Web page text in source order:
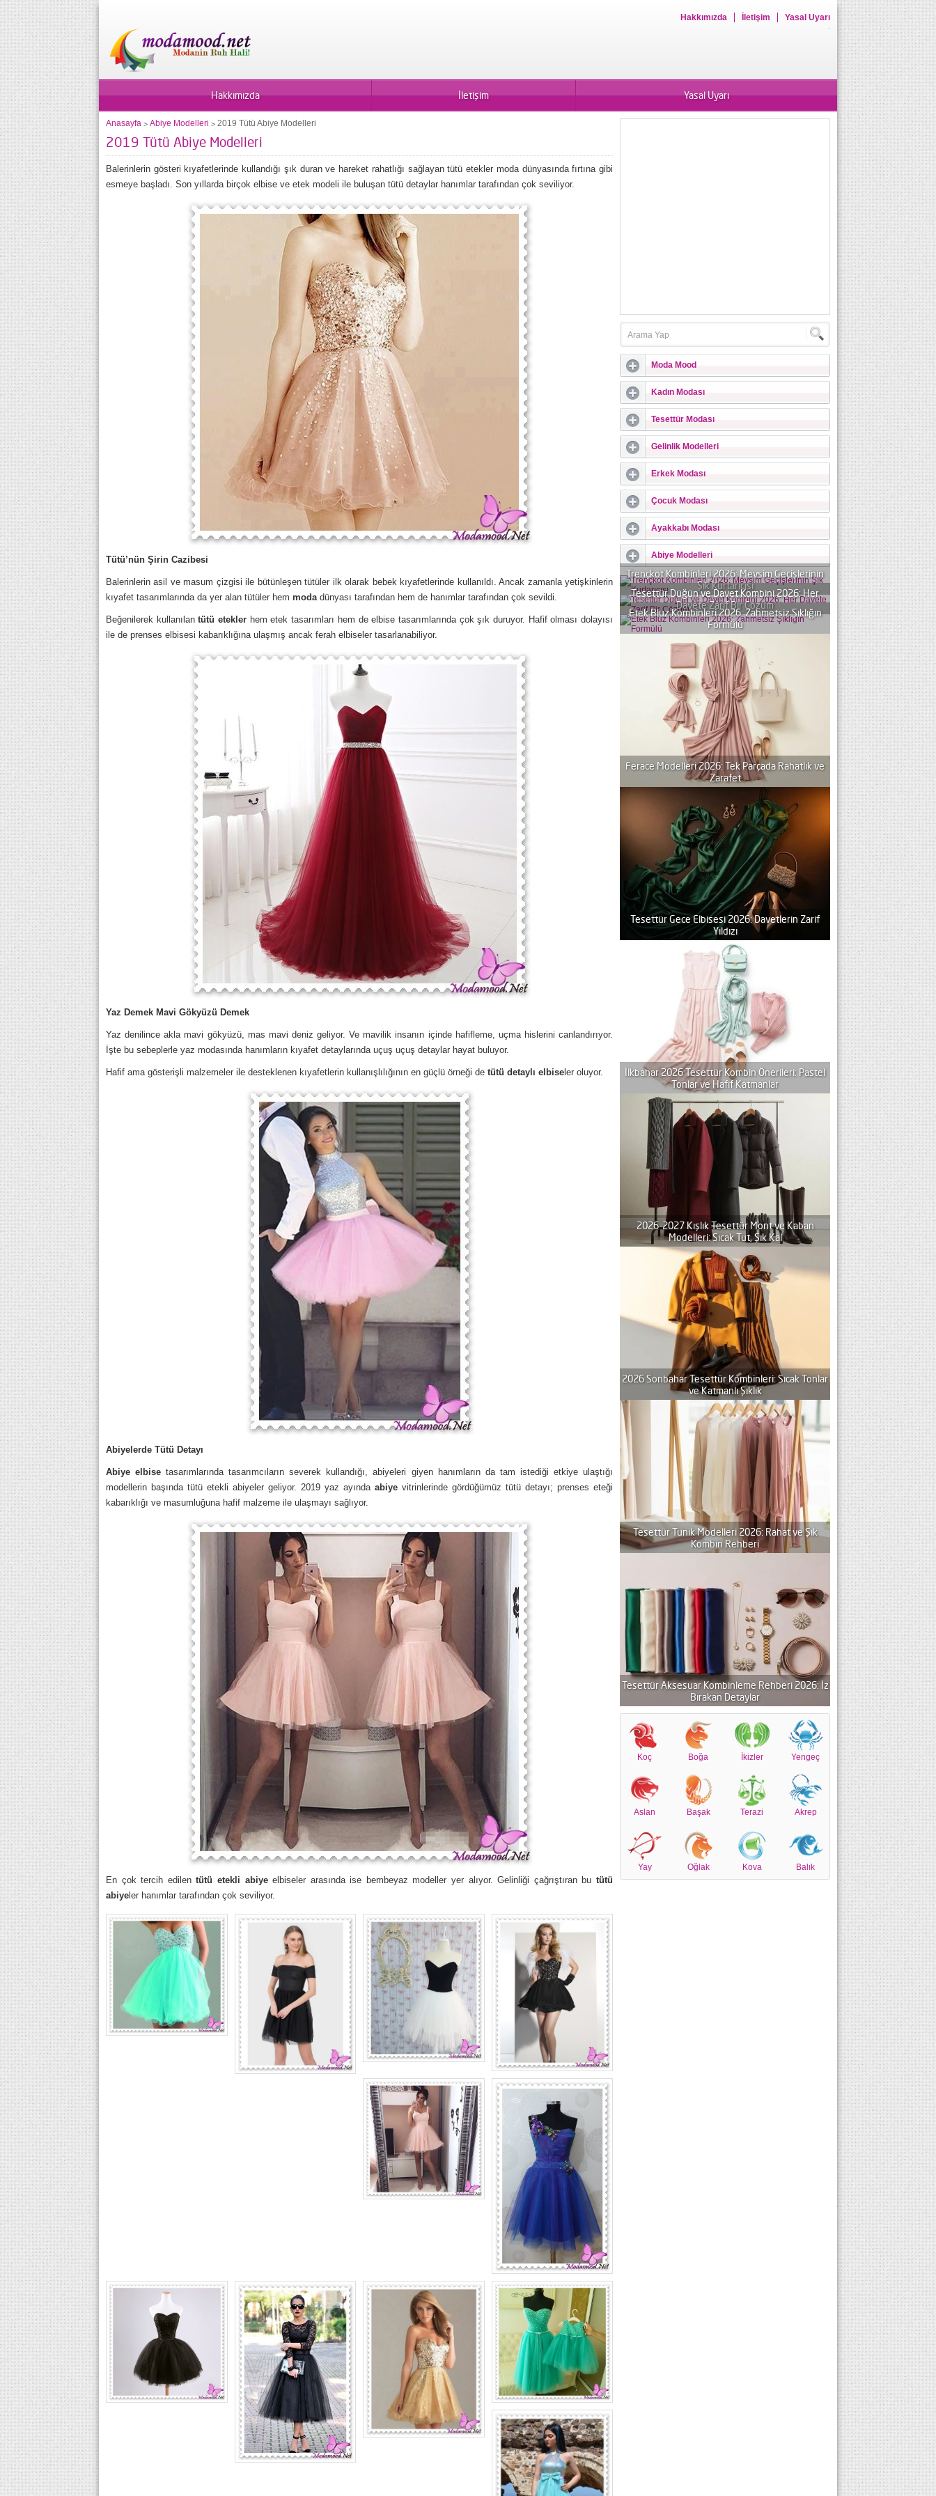
Hakkımızda İletişim Yasal Uyarı
Hakkımızda İletişim Yasal Uyarı
Anasayfa > Abiye Modelleri > 2019 Tütü Abiye Modelleri
2019 Tütü Abiye Modelleri
Balerinlerin gösteri kıyafetlerinde kullandığı şık duran ve hareket rahatlığı sağlayan tütü etekler moda dünyasında fırtına gibi
esmeye başladı. Son yıllarda birçok elbise ve etek modeli ile buluşan tütü detaylar hanımlar tarafından çok seviliyor.
Tütü’nün Şirin Cazibesi
Balerinlerin asil ve masum çizgisi ile bütünleşen tütüler ilk olarak bebek kıyafetlerinde kullanıldı. Ancak zamanla yetişkinlerin
kıyafet tasarımlarında da yer alan tütüler hem modadünyası tarafından hem de hanımlar tarafından çok sevildi.
Beğenilerek kullanılantütü etekler hem etek tasarımları hem de elbise tasarımlarında çok şık duruyor. Hafif olması dolayısı
ile de prenses elbisesi kabarıklığına ulaşmış ancak ferah elbiseler tasarlanabiliyor.
Yaz Demek Mavi Gökyüzü Demek
Yaz denilince akla mavi gökyüzü, mas mavi deniz geliyor. Ve mavilik insanın içinde hafifleme, uçma hislerini canlandırıyor.
İşte bu sebeplerle yaz modasında hanımların kıyafet detaylarında uçuş uçuş detaylar hayat buluyor.
Hafif ama gösterişli malzemeler ile desteklenen kıyafetlerin kullanışlılığının en güçlü örneği de tütü detaylı elbise ler oluyor.
Abiyelerde Tütü Detayı
Abiye elbise tasarımlarında tasarımcıların severek kullandığı, abiyeleri giyen hanımların da tam istediği etkiye ulaştığı
modellerin başında tütü etekli abiyeler geliyor. 2019 yaz ayında abiye vitrinlerinde gördüğümüz tütü detayı; prenses eteği
kabarıklığı ve masumluğuna hafif malzeme ile ulaşmayı sağlıyor.
En çok tercih edilentütü etekli abiyeelbiseler arasında ise bembeyaz modeller yer alıyor. Gelinliği çağrıştıran bu tütü
abiye ler hanımlar tarafından çok seviliyor.
Moda Mood
Kadın Modası
Tesettür Modası
Gelinlik Modelleri
Erkek Modası
Çocuk Modası
Ayakkabı Modası
Abiye Modelleri
Trençkot Kombinleri 2026: Mevsim Geçişlerinin
Şık Kurtarıcısı
Tesettür Düğün ve Davet Kombini 2026: Her
Davete Zarif Bir Çözüm
Etek Bluz Kombinleri 2026: Zahmetsiz Şıklığın
Formülü
Ferace Modelleri 2026: Tek Parçada Rahatlık ve
Zarafet
Tesettür Gece Elbisesi 2026: Davetlerin Zarif
Yıldızı
İlkbahar 2026 Tesettür Kombin Önerileri: Pastel
Tonlar ve Hafif Katmanlar
2026-2027 Kışlık Tesettür Mont ve Kaban
Modelleri: Sıcak Tut, Şık Kal
2026 Sonbahar Tesettür Kombinleri: Sıcak Tonlar
ve Katmanlı Şıklık
Tesettür Tunik Modelleri 2026: Rahat ve Şık
Kombin Rehberi
Tesettür Aksesuar Kombinleme Rehberi 2026: İz
Bırakan Detaylar
Koç Boğa İkizler Yengeç
Aslan Başak Terazi Akrep
Yay Oğlak Kova Balık